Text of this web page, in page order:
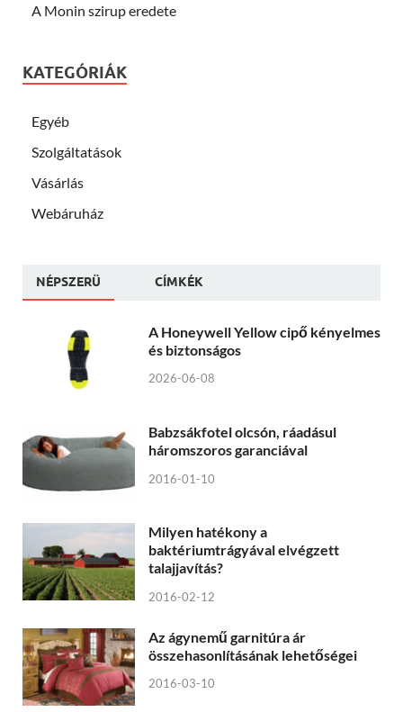
A Monin szirup eredete
KATEGÓRIÁK
Egyéb
Szolgáltatások
Vásárlás
Webáruház
NÉPSZERÜ CÍMKÉK
A Honeywell Yellow cipő kényelmes
és biztonságos
2026-06-08
Babzsákfotel olcsón, ráadásul
háromszoros garanciával
2016-01-10
Milyen hatékony a
baktériumtrágyával elvégzett
talajjavítás?
2016-02-12
Az ágynemű garnitúra ár
összehasonlításának lehetőségei
2016-03-10